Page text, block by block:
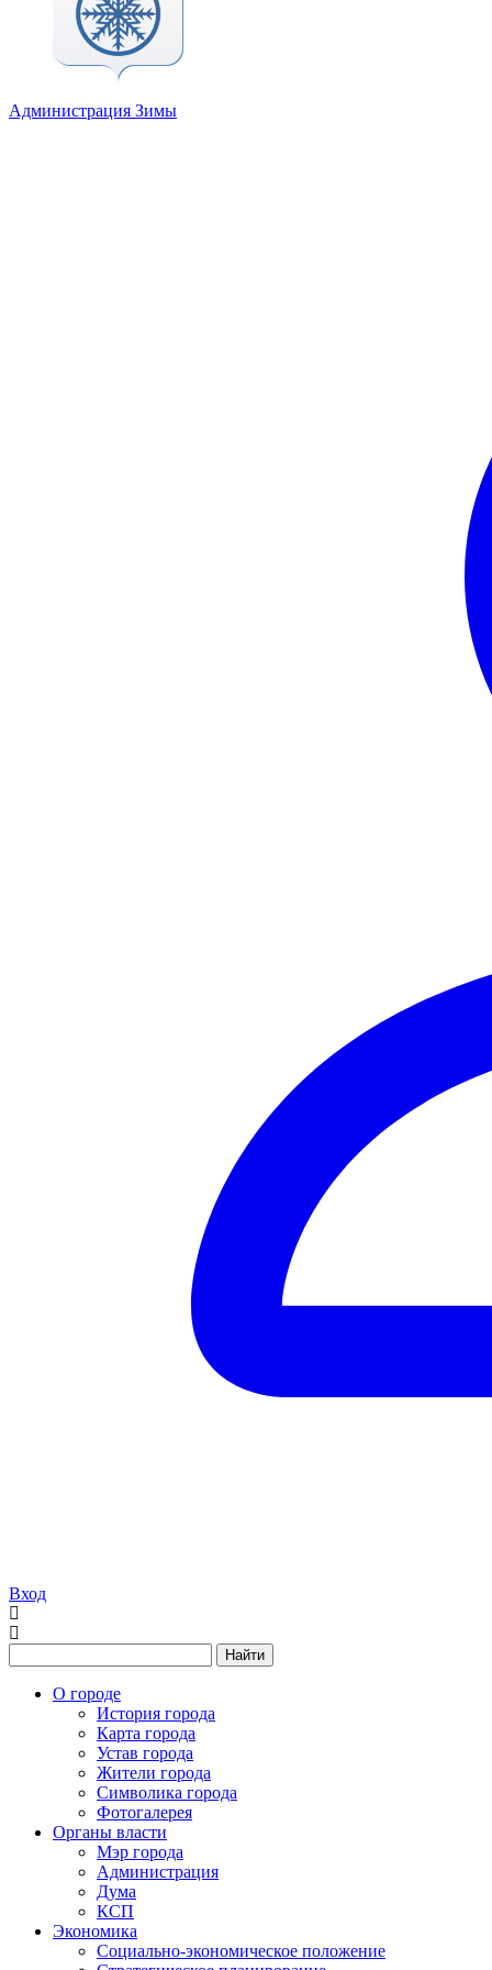
Администрация Зимы
Вход
Найти
О городе
История города
Карта города
Устав города
Жители города
Символика города
Фотогалерея
Органы власти
Мэр города
Администрация
Дума
КСП
Экономика
Социально-экономическое положение